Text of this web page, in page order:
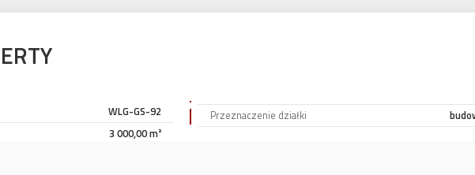
WLG-GS-92
3 000,00 m²
Przeznaczenie działki